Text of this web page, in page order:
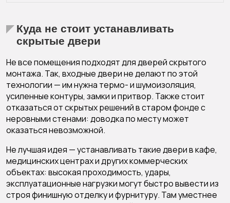
Куда не стоит устанавливать
скрытые двери
Не все помещения подходят для дверей скрытого
монтажа. Так, входные двери не делают по этой
технологии — им нужна термо- и шумоизоляция,
усиленные контуры, замки и притвор. Также стоит
отказаться от скрытых решений в старом фонде с
неровными стенами: доводка по месту может
оказаться невозможной.
Не лучшая идея — устанавливать такие двери в кафе,
медицинских центрах и других коммерческих
объектах: высокая проходимость, удары,
эксплуатационные нагрузки могут быстро вывести из
строя финишную отделку и фурнитуру. Там уместнее